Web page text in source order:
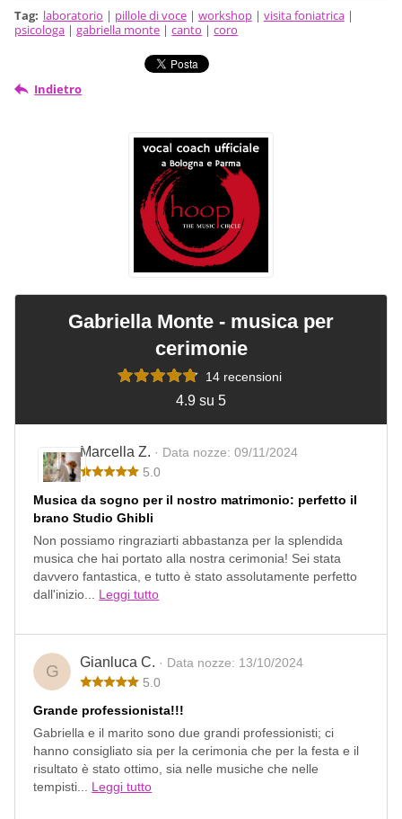
Tag: laboratorio | pillole di voce | workshop | visita foniatrica |
psicologa | gabriella monte | canto | coro
Indietro
Gabriella Monte - musica per
cerimonie
14 recensioni
4.9 su 5
Marcella Z. · Data nozze: 09/11/2024
5.0
Musica da sogno per il nostro matrimonio: perfetto il
brano Studio Ghibli
Non possiamo ringraziarti abbastanza per la splendida
musica che hai portato alla nostra cerimonia! Sei stata
davvero fantastica, e tutto è stato assolutamente perfetto
dall'inizio... Leggi tutto
G Gianluca C. · Data nozze: 13/10/2024
5.0
Grande professionista!!!
Gabriella e il marito sono due grandi professionisti; ci
hanno consigliato sia per la cerimonia che per la festa e il
risultato è stato ottimo, sia nelle musiche che nelle
tempisti... Leggi tutto